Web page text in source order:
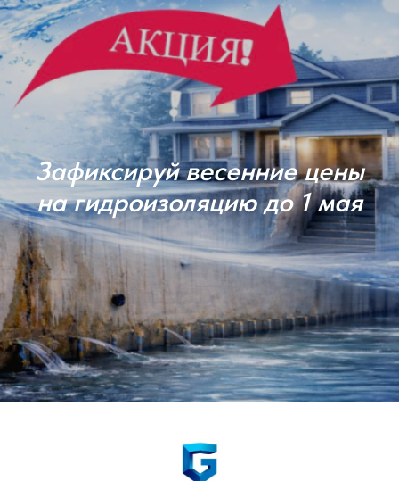
Зафиксируй весенние цены
на гидроизоляцию до 1 мая